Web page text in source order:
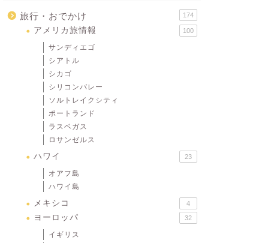
旅行・おでかけ 174
アメリカ旅情報 100
サンディエゴ
シアトル
シカゴ
シリコンバレー
ソルトレイクシティ
ポートランド
ラスベガス
ロサンゼルス
ハワイ 23
オアフ島
ハワイ島
メキシコ 4
ヨーロッパ 32
イギリス